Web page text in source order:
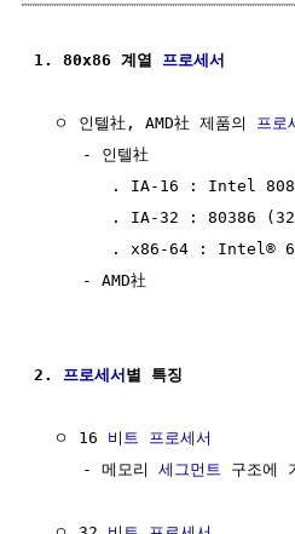
1. 80x86 계열 프로세서
  ㅇ 인텔社, AMD社 제품의
프로
     - 인텔社
. IA-16 : Intel
        . IA-32 : 80386 (32
. x86-64 : Intel®
     - AMD社
2. 프로세서별 특징
  ㅇ 16
비트
프로세서
     - 메모리
세그먼트 구조에